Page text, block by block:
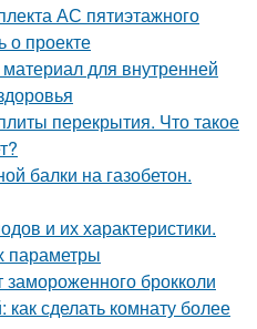
АС пятиэтажного
о проекте
для внутренней
перекрытия. Что такое
балки на газобетон.
и их характеристики.
параметры
брокколи
как сделать комнату более